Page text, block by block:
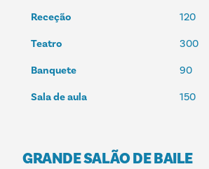
Receção
120
Teatro
300
Banquete
90
Sala de aula
150
GRANDE SALÃO DE BAILE